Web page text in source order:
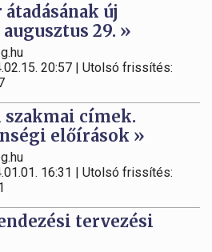
új
29. »
20:57 | Utolsó frissítés:
szakmai címek.
előírások »
16:31 | Utolsó frissítés:
tervezési